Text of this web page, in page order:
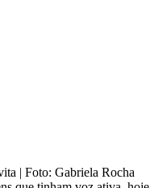
| Foto: Gabriela Rocha